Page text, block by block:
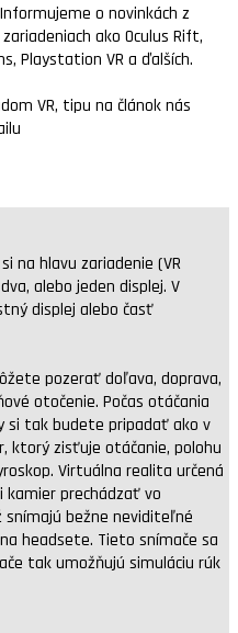
o novinkách z
ako Oculus Rift,
Playstation VR a ďalších.
VR, tipu na článok nás
na hlavu zariadenie (VR
alebo jeden displej. V
displej alebo časť
pozerať doľava, doprava,
otočenie. Počas otáčania
si tak budete pripadať ako v
ktorý zisťuje otáčanie, polohu
Virtuálna realita určená
kamier prechádzať vo
bežne neviditeľné
headsete. Tieto snímače sa
tak umožňujú simuláciu rúk